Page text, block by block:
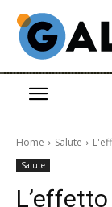
Home Salute
Salute